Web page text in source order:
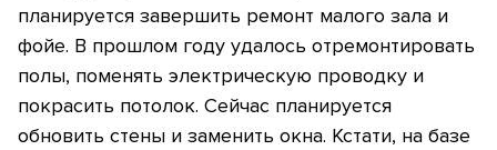
планируется завершить ремонт малого зала и
фойе. В прошлом году удалось отремонтировать
полы, поменять электрическую проводку и
покрасить потолок. Сейчас планируется
обновить стены и заменить окна. Кстати, на базе